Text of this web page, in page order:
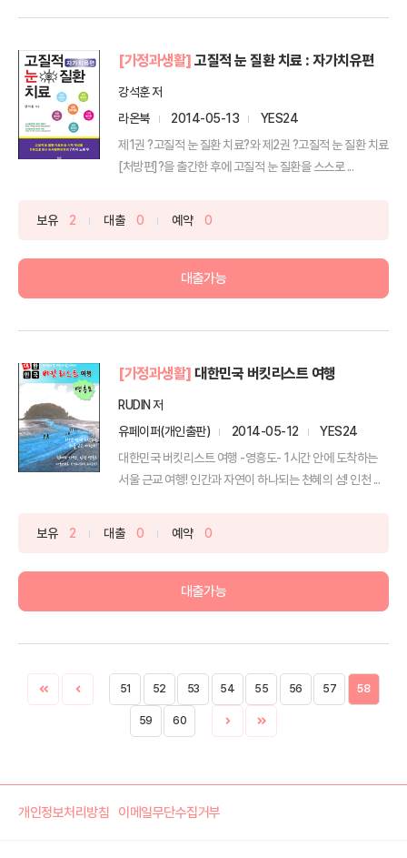
[가정과생활] 고질적 눈 질환 치료 : 자가치유편
강석훈 저
라온북
2014-05-13
YES24
제1권 ?고질적 눈 질환 치료?와 제2권 ?고질적 눈 질환 치료
[처방편]?을 출간한 후에 고질적 눈 질환을 스스로 ...
보유 2 대출 0 예약 0
대출가능
[가정과생활] 대한민국 버킷리스트 여행
RUDIN 저
유페이퍼(개인출판)
2014-05-12
YES24
대한민국 버킷리스트 여행 -영흥도- 1시간 안에 도착하는
서울 근교 여행! 인간과 자연이 하나되는 천혜의 섬! 인천 ...
보유 2 대출 0 예약 0
대출가능
51 52 53 54 55 56 57 58
59 60
개인정보처리방침 이메일무단수집거부